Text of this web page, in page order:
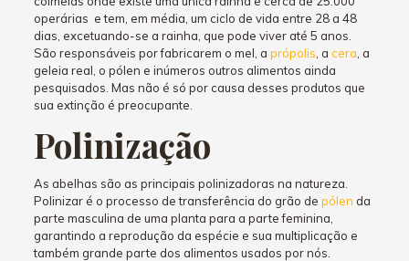
operárias e tem, em média, um ciclo de vida entre 28 a 48
dias, excetuando-se a rainha, que pode viver até 5 anos.
São responsáveis por fabricarem o mel, a própolis , a cera , a
geleia real, o pólen e inúmeros outros alimentos ainda
pesquisados. Mas não é só por causa desses produtos que
sua extinção é preocupante.
Polinização
As abelhas são as principais polinizadoras na natureza.
Polinizar é o processo de transferência do grão de pólen da
parte masculina de uma planta para a parte feminina,
garantindo a reprodução da espécie e sua multiplicação e
também grande parte dos alimentos usados por nós.